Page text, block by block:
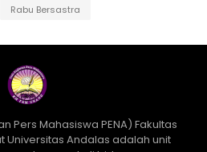
Rabu Bersastra
Pers Mahasiswa PENA) Fakultas
Universitas Andalas adalah unit